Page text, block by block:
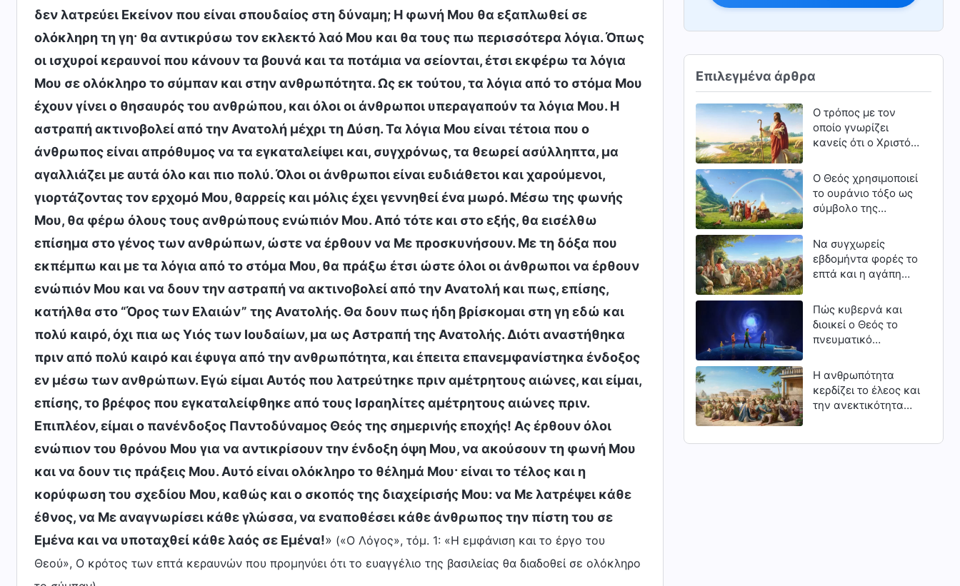
δεν λατρεύει Εκείνον που είναι σπουδαίος στη δύναμη; Η φωνή Μου θα εξαπλωθεί σε
ολόκληρη τη γη· θα αντικρύσω τον εκλεκτό λαό Μου και θα τους πω περισσότερα λόγια. Όπως
οι ισχυροί κεραυνοί που κάνουν τα βουνά και τα ποτάμια να σείονται, έτσι εκφέρω τα λόγια
Μου σε ολόκληρο το σύμπαν και στην ανθρωπότητα. Ως εκ τούτου, τα λόγια από το στόμα Μου
έχουν γίνει ο θησαυρός του ανθρώπου, και όλοι οι άνθρωποι υπεραγαπούν τα λόγια Μου. Η
αστραπή ακτινοβολεί από την Ανατολή μέχρι τη Δύση. Τα λόγια Μου είναι τέτοια που ο
άνθρωπος είναι απρόθυμος να τα εγκαταλείψει και, συγχρόνως, τα θεωρεί ασύλληπτα, μα
αγαλλιάζει με αυτά όλο και πιο πολύ. Όλοι οι άνθρωποι είναι ευδιάθετοι και χαρούμενοι,
γιορτάζοντας τον ερχομό Μου, θαρρείς και μόλις έχει γεννηθεί ένα μωρό. Μέσω της φωνής
Μου, θα φέρω όλους τους ανθρώπους ενώπιόν Μου. Από τότε και στο εξής, θα εισέλθω
επίσημα στο γένος των ανθρώπων, ώστε να έρθουν να Με προσκυνήσουν. Με τη δόξα που
εκπέμπω και με τα λόγια από το στόμα Μου, θα πράξω έτσι ώστε όλοι οι άνθρωποι να έρθουν
ενώπιόν Μου και να δουν την αστραπή να ακτινοβολεί από την Ανατολή και πως, επίσης,
κατήλθα στο “Όρος των Ελαιών” της Ανατολής. Θα δουν πως ήδη βρίσκομαι στη γη εδώ και
πολύ καιρό, όχι πια ως Υιός των Ιουδαίων, μα ως Αστραπή της Ανατολής. Διότι αναστήθηκα
πριν από πολύ καιρό και έφυγα από την ανθρωπότητα, και έπειτα επανεμφανίστηκα ένδοξος
εν μέσω των ανθρώπων. Εγώ είμαι Αυτός που λατρεύτηκε πριν αμέτρητους αιώνες, και είμαι,
επίσης, το βρέφος που εγκαταλείφθηκε από τους Ισραηλίτες αμέτρητους αιώνες πριν.
Επιπλέον, είμαι ο πανένδοξος Παντοδύναμος Θεός της σημερινής εποχής! Ας έρθουν όλοι
ενώπιον του θρόνου Μου για να αντικρίσουν την ένδοξη όψη Μου, να ακούσουν τη φωνή Μου
και να δουν τις πράξεις Μου. Αυτό είναι ολόκληρο το θέλημά Μου· είναι το τέλος και η
κορύφωση του σχεδίου Μου, καθώς και ο σκοπός της διαχείρισής Μου: να Με λατρέψει κάθε
έθνος, να Με αναγνωρίσει κάθε γλώσσα, να εναποθέσει κάθε άνθρωπος την πίστη του σε
Εμένα και να υποταχθεί κάθε λαός σε Εμένα!» («Ο Λόγος», τόμ. 1: «Η εμφάνιση και το έργο του
Θεού», Ο κρότος των επτά κεραυνών που προμηνύει ότι το ευαγγέλιο της βασιλείας θα διαδοθεί σε ολόκληρο
Επιλεγμένα άρθρα
Ο τρόπος με τον
οποίο γνωρίζει
κανείς ότι ο Χριστός
οδός και η ζωή
Ο Θεός χρησιμοποιεί
το ουράνιο τόξο ως
σύμβολο της
άνθρωπο
Να συγχωρείς
εβδομήντα φορές το
επτά και η αγάπη
Πώς κυβερνά και
διοικεί ο Θεός το
πνευματικό
ζωής και θανάτου
των διαφόρων
ανθρώπων της
πίστης
Η ανθρωπότητα
κερδίζει το έλεος και
την ανεκτικότητα